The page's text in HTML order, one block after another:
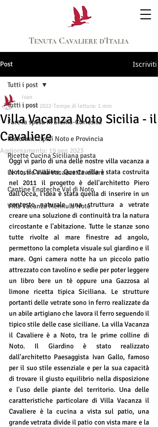
Tenuta Cavaliere d'Italia
Post Iscriviti
Tutti i post
Fare la spesa in Sicilia-Curiosità
Ristoranti tipici Noto e Provincia
Ricette Cucina Siciliana pasta
Le nostre Villa Vacanza Cavaliere
Cantine Enoteche Val di Noto
Villa Vacanza Mennula Noto
Tutti i post
Villa Vacanza Noto Sicilia - il
Cavaliere
Ivan
16 nov 2022 Tempo di lettura: 1 min
Aggiornamento: 19 gen 2023
Oggi vi parlo di una delle nostre villa vacanza a
Noto, il Cavaliere. Questa villa è stata costruita
nel 2011 il progetto è dell'architetto Piero
dall'Occa, l'idea è stata quella di inserire in un
contesto naturale una struttura a vetrate
creare una soluzione di continuità tra la natura
circostante e l'abitazione. Tutte le stanze sono
tutte rivolte al mare finestre ad angolo,
permettono la completa visuale sul giardino e il
mare. Ogni camera notte ha un piccolo patio
attrezzato con tavolino e sedie per poter leggere
un libro bere un tè oppure una Gazzosa al
limone ricetta tipica Siciliana. Le strutture
portanti delle vetrate sono in ferro realizzate da
un abile artigiano che lavora il ferro seguendo il
tipico stile delle case siciliane. La villa Vacanza
il Cavaliere è a Noto, tra le prime colline di
Noto. Il Giardino è stato realizzato
dall'architetto Paesaggista Ivan Gallo, famoso
per il suo stile essenziale e per la sua capacità
di trovare il giusto equilibrio nella disposizione
e l'uso delle piante del territorio. Una delle
caratteristiche particolare di Villa Vacanza il
Cavaliere è la cucina a vista sul patio, una
grande vetrata divide il patio con vista mare e la